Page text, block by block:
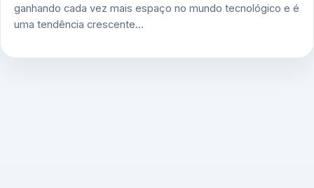
ganhando cada vez mais espaço no mundo tecnológico e é
uma tendência crescente…